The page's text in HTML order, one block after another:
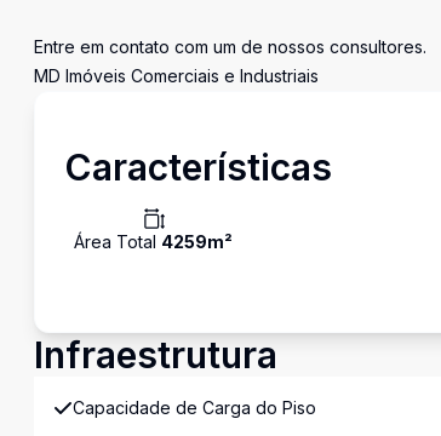
Entre em contato com um de nossos consultores.
MD Imóveis Comerciais e Industriais
Características
Área Total 4259m²
Infraestrutura
Capacidade de Carga do Piso